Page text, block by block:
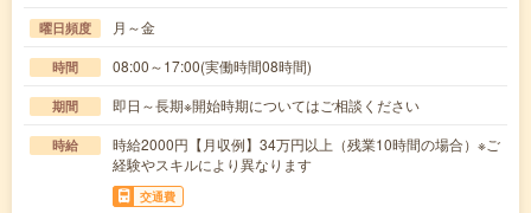
曜日頻度 月～金
時間 08:00～17:00(実働時間08時間)
期間 即日～長期※開始時期についてはご相談ください
時給
時給2000円【月収例】34万円以上（残業10時間の場合）※ご
経験やスキルにより異なります
交通費